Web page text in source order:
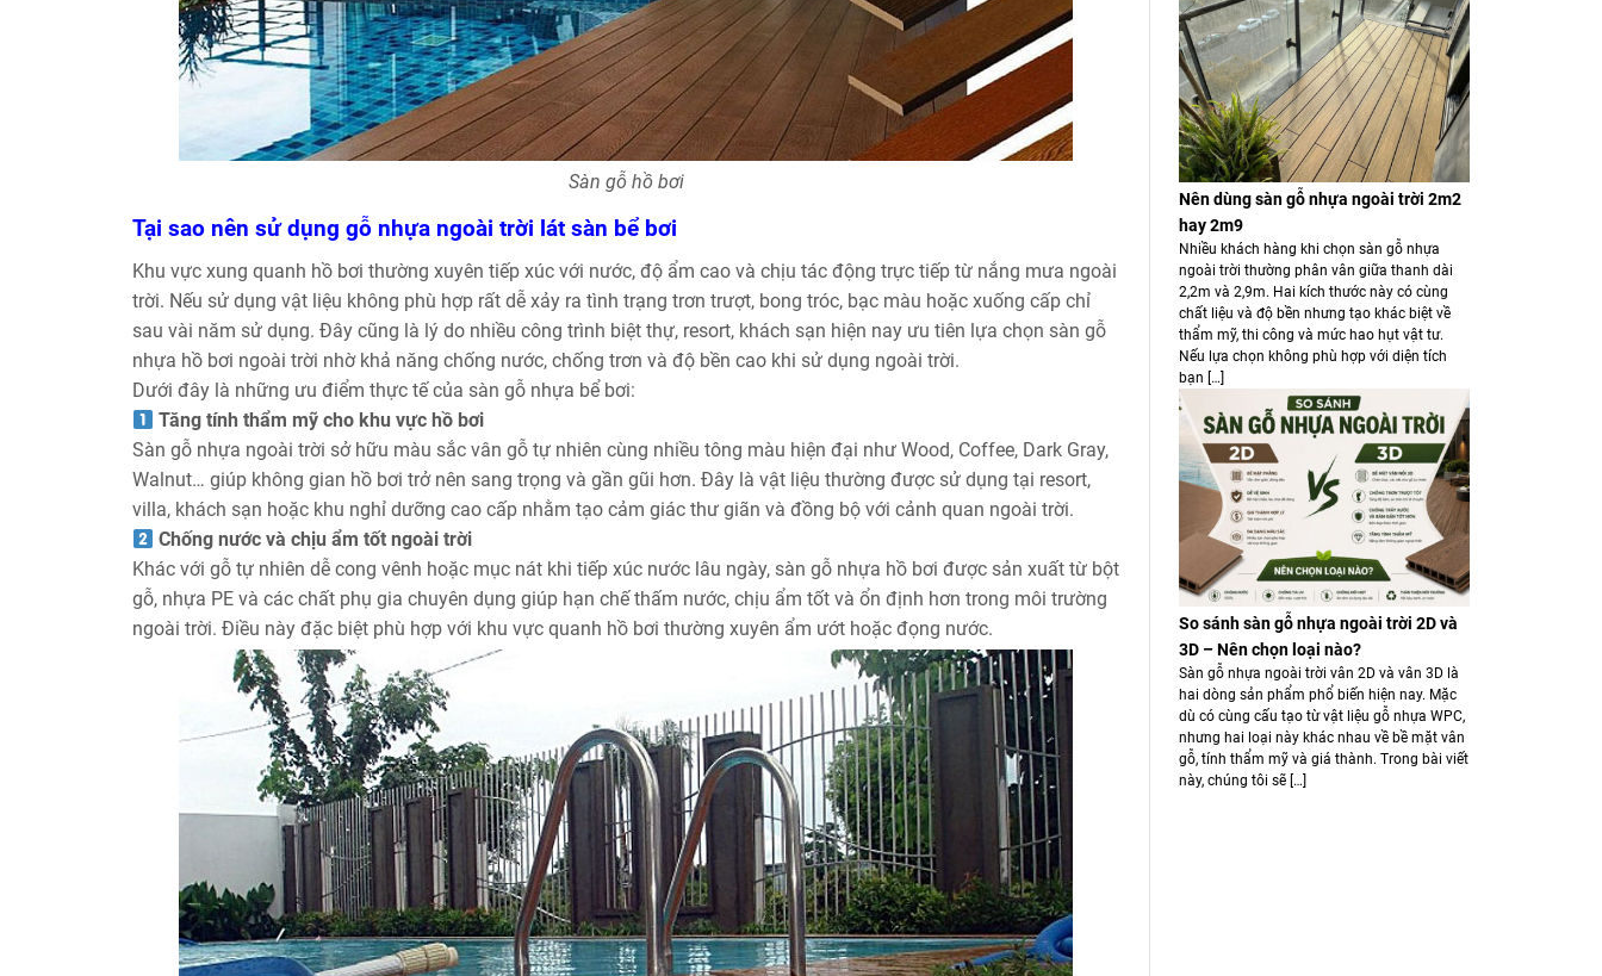
Sàn gỗ hồ bơi
Tại sao nên sử dụng gỗ nhựa ngoài trời lát sàn bể bơi
Khu vực xung quanh hồ bơi thường xuyên tiếp xúc với nước, độ ẩm cao và chịu tác động trực tiếp từ nắng mưa ngoài
trời. Nếu sử dụng vật liệu không phù hợp rất dễ xảy ra tình trạng trơn trượt, bong tróc, bạc màu hoặc xuống cấp chỉ
sau vài năm sử dụng. Đây cũng là lý do nhiều công trình biệt thự, resort, khách sạn hiện nay ưu tiên lựa chọn sàn gỗ
nhựa hồ bơi ngoài trời nhờ khả năng chống nước, chống trơn và độ bền cao khi sử dụng ngoài trời.
Dưới đây là những ưu điểm thực tế của sàn gỗ nhựa bể bơi:
Tăng tính thẩm mỹ cho khu vực hồ bơi
Sàn gỗ nhựa ngoài trời sở hữu màu sắc vân gỗ tự nhiên cùng nhiều tông màu hiện đại như Wood, Coffee, Dark Gray,
Walnut… giúp không gian hồ bơi trở nên sang trọng và gần gũi hơn. Đây là vật liệu thường được sử dụng tại resort,
villa, khách sạn hoặc khu nghỉ dưỡng cao cấp nhằm tạo cảm giác thư giãn và đồng bộ với cảnh quan ngoài trời.
Chống nước và chịu ẩm tốt ngoài trời
Khác với gỗ tự nhiên dễ cong vênh hoặc mục nát khi tiếp xúc nước lâu ngày, sàn gỗ nhựa hồ bơi được sản xuất từ bột
gỗ, nhựa PE và các chất phụ gia chuyên dụng giúp hạn chế thấm nước, chịu ẩm tốt và ổn định hơn trong môi trường
ngoài trời. Điều này đặc biệt phù hợp với khu vực quanh hồ bơi thường xuyên ẩm ướt hoặc đọng nước.
Nên dùng sàn gỗ nhựa ngoài trời 2m2
hay 2m9
Nhiều khách hàng khi chọn sàn gỗ nhựa
ngoài trời thường phân vân giữa thanh dài
2,2m và 2,9m. Hai kích thước này có cùng
chất liệu và độ bền nhưng tạo khác biệt về
thẩm mỹ, thi công và mức hao hụt vật tư.
Nếu lựa chọn không phù hợp với diện tích
bạn […]
So sánh sàn gỗ nhựa ngoài trời 2D và
3D – Nên chọn loại nào?
Sàn gỗ nhựa ngoài trời vân 2D và vân 3D là
hai dòng sản phẩm phổ biến hiện nay. Mặc
dù có cùng cấu tạo từ vật liệu gỗ nhựa WPC,
nhưng hai loại này khác nhau về bề mặt vân
gỗ, tính thẩm mỹ và giá thành. Trong bài viết
này, chúng tôi sẽ […]